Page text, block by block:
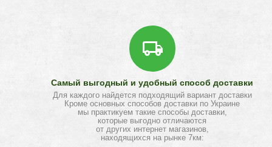
Самый выгодный и удобный способ доставки
Для каждого найдется подходящий вариант доставки
Кроме основных способов доставки по Украине
мы практикуем такие способы доставки,
которые выгодно отличаются
от других интернет магазинов,
находящихся на рынке 7км: